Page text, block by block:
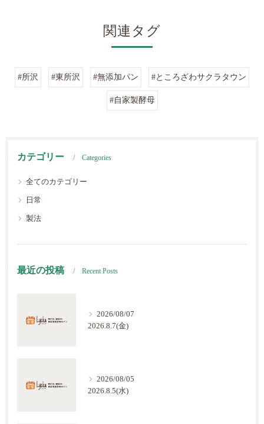
関連タグ
#所沢 #東所沢 #無添加パン #ところざわサクラタウン
#自家製酵母
カテゴリー Categories
全てのカテゴリー
日常
製法
最近の投稿 Recent Posts
2026/08/07
2026.8.7(金)
2026/08/05
2026.8.5(水)